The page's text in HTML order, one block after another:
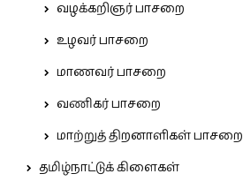
வழக்கறிஞர் பாசறை
உழவர் பாசறை
மாணவர் பாசறை
வணிகர் பாசறை
மாற்றுத் திறனாளிகள் பாசறை
தமிழ்நாட்டுக் கிளைகள்